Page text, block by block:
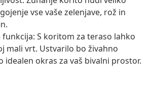
vse vaše zelenjave, rož in
S koritom za teraso lahko
mali vrt. Ustvarilo bo živahno
idealen okras za vaš bivalni prostor.